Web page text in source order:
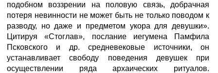
подобном воззрении на половую связь, добрачная
потеря невинности не может быть не только поводом к
разводу, но даже и предметом укора для девушки».
Цитируя «Стоглав», послание иегумена Памфила
Псковского и др. средневековые источники, он
устанавливает свободу поведения девушек при
осуществлении ряда архаических ритуалов.